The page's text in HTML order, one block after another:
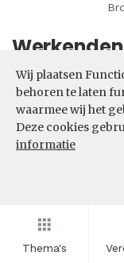
Thema's
Wij plaatsen
behoren te laten
waarmee wij het
Deze cookies
informatie
Wat is de
werkenden in
beroepen? In
werkenden in